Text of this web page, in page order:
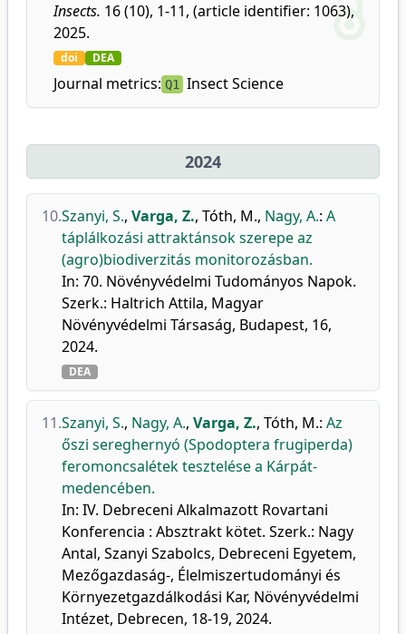
Insects. 16 (10), 1-11, (article identifier: 1063),
2025.
doi DEA
Journal metrics: Q1 Insect Science
2024
10.Szanyi, S., Varga, Z., Tóth, M., Nagy, A.: A
táplálkozási attraktánsok szerepe az
(agro)biodiverzitás monitorozásban.
In: 70. Növényvédelmi Tudományos Napok.
Szerk.: Haltrich Attila, Magyar
Növényvédelmi Társaság, Budapest, 16,
2024.
DEA
11.Szanyi, S., Nagy, A., Varga, Z., Tóth, M.: Az
őszi sereghernyó (Spodoptera frugiperda)
feromoncsalétek tesztelése a Kárpát-
medencében.
In: IV. Debreceni Alkalmazott Rovartani
Konferencia : Absztrakt kötet. Szerk.: Nagy
Antal, Szanyi Szabolcs, Debreceni Egyetem,
Mezőgazdaság-, Élelmiszertudományi és
Környezetgazdálkodási Kar, Növényvédelmi
Intézet, Debrecen, 18-19, 2024.